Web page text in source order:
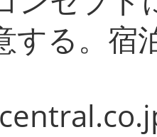
する。宿